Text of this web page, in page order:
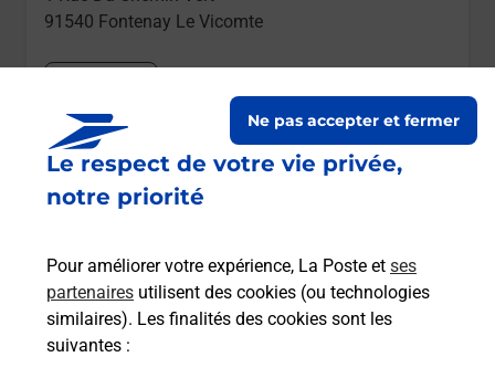
Le respect de votre vie privée,
notre priorité
Pour améliorer votre expérience, La Poste et ses
partenaires utilisent des cookies (ou technologies
similaires). Les finalités des cookies sont les
suivantes :
Ne pas accepter et fermer
91540 Fontenay Le Vicomte
Boîte aux lettres La Poste
Collecte du courrier aujourd'hui à
4 Rue De La Mairie
Fontenay Le Vicomte
Itinéraire
Le lien s'ouvre dans un nouvel onglet